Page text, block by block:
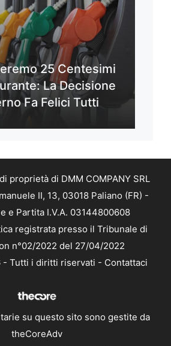
25 Centesimi
La Decisione
Fa Felici Tutti
proprietà di DMM COMPANY SRL
II, 13, 03018 Paliano (FR) -
e Partita I.V.A. 03144800608
registrata presso il Tribunale di
n°02/2022 del 27/04/2022
Tutti i diritti riservati - Contattaci
su questo sito sono gestite da
theCoreAdv